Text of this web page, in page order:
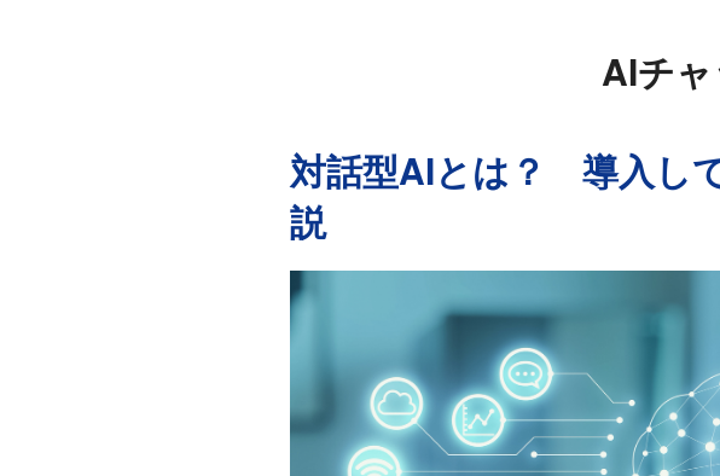
AIチ
対話型AIとは？ 導入し
説